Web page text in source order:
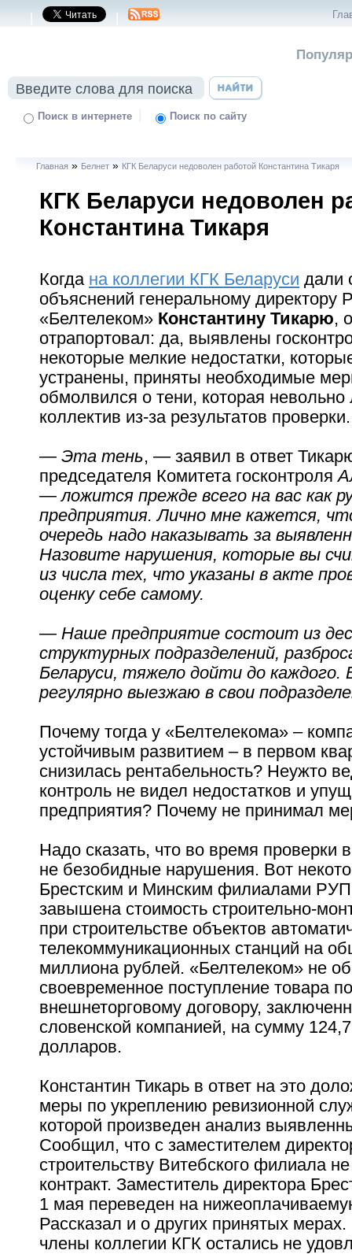
| |
Поиск в интернете | Поиск по сайту
Главная » Белнет » КГК Беларуси недоволен работой Константина Тикаря
КГК Беларуси недоволен
Константина Тикаря
Когда на коллегии КГК Беларуси дали
объяснений генеральному директору
«Белтелеком» Константину Тикарю,
отрапортовал: да, выявлены
некоторые мелкие недостатки,
устранены, приняты необходимые
обмолвился о тени, которая невольно
коллектив из-за результатов проверки.
— Эта тень, — заявил в ответ
председателя Комитета госконтроля
—ложится прежде всего на вас как
предприятия. Лично мне кажется,
очередь надо наказывать за
Назовите нарушения, которые вы
из числа тех, что указаны в акте
оценку себе самому.
— Наше предприятие состоит из
структурных подразделений,
Беларуси, тяжело дойти до каждого.
регулярно выезжаю в свои
Почему тогда у «Белтелекома» –
устойчивым развитием – в первом
снизилась рентабельность? Неужто
контроль не видел недостатков и
предприятия? Почему не принимал
Надо сказать, что во время проверки
не безобидные нарушения. Вот
Брестским и Минским филиалами
завышена стоимость строительно-
при строительстве объектов
телекоммуникационных станций на
миллиона рублей. «Белтелеком» не
своевременное поступление товара по
внешнеторговому договору,
словенской компанией, на сумму
долларов.
Константин Тикарь в ответ на это
меры по укреплению ревизионной
которой произведен анализ
Сообщил, что с заместителем
строительству Витебского филиала
контракт. Заместитель директора
1 мая переведен на
Рассказал и о других принятых
члены коллегии КГК остались не